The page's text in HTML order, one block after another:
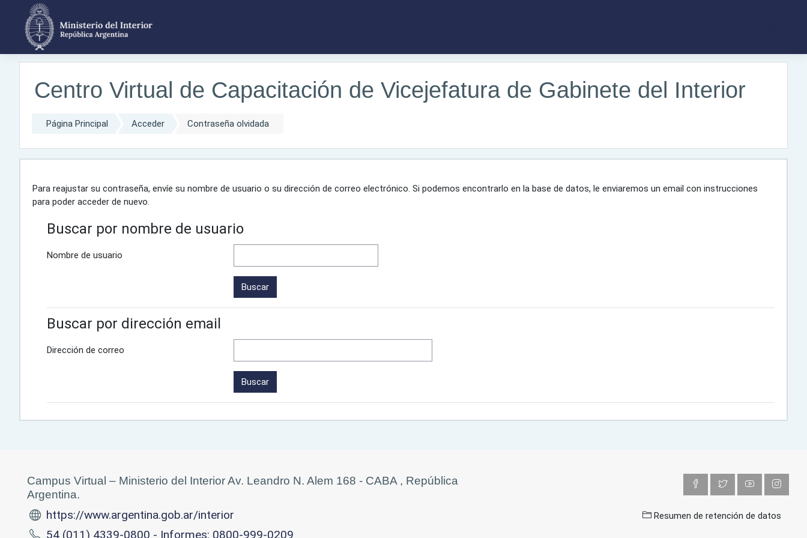
Salta al contenido principal
Centro Virtual de Capacitación de Vicejefatura de Gabinete del Interior
Página Principal Acceder Contraseña olvidada
Para reajustar su contraseña, envíe su nombre de usuario o su dirección de correo electrónico. Si podemos encontrarlo en la base de datos, le enviaremos un email con instrucciones
para poder acceder de nuevo.
Buscar por nombre de usuario
Nombre de usuario
Buscar por dirección email
Dirección de correo
Campus Virtual – Ministerio del Interior Av. Leandro N. Alem 168 - CABA , República
Argentina.
https://www.argentina.gob.ar/interior
54 (011) 4339-0800 - Informes: 0800-999-0209
Resumen de retención de datos